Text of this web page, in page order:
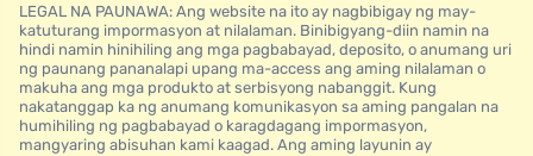
LEGAL NA PAUNAWA: Ang website na ito ay nagbibigay ng may-
katuturang impormasyon at nilalaman. Binibigyang-diin namin na
hindi namin hinihiling ang mga pagbabayad, deposito, o anumang uri
ng paunang pananalapi upang ma-access ang aming nilalaman o
makuha ang mga produkto at serbisyong nabanggit. Kung
nakatanggap ka ng anumang komunikasyon sa aming pangalan na
humihiling ng pagbabayad o karagdagang impormasyon,
mangyaring abisuhan kami kaagad. Ang aming layunin ay